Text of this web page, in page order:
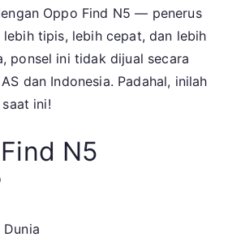
N5:
Seharusnya
Jadi
OnePlus
Oppo Find N5 — penerus
lebih tipis, lebih cepat, dan lebih
ponsel ini tidak dijual secara
dan Indonesia. Padahal, inilah
ini!
N5